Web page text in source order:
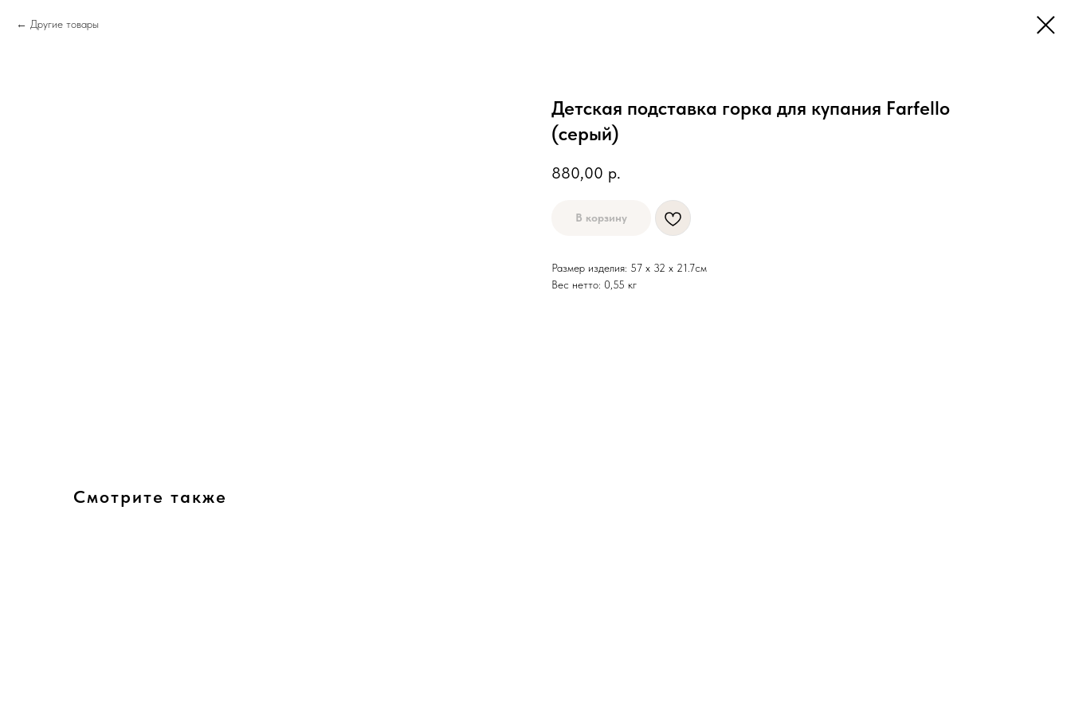
Другие товары
Детская подставка горка для купания Farfello
(серый)
880,00 р.
В корзину
Размер изделия: 57 х 32 х 21.7см
Вес нетто: 0,55 кг
Смотрите также